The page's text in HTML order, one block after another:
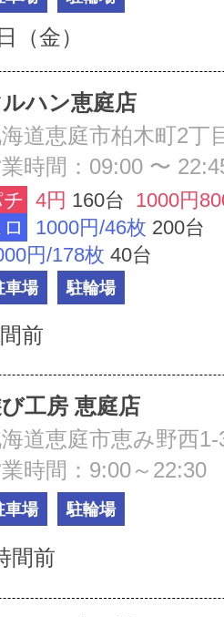
（金）
ハン恵庭店
道恵庭市柏木町2丁
時間：09:00 〜
4円 160台 1000円
1000円/46枚 200台
円/178枚 40台
車場 駐輪場
前
工房 恵庭店
道恵庭市恵み野西1-
時間：9:00～22:30
車場 駐輪場
間前